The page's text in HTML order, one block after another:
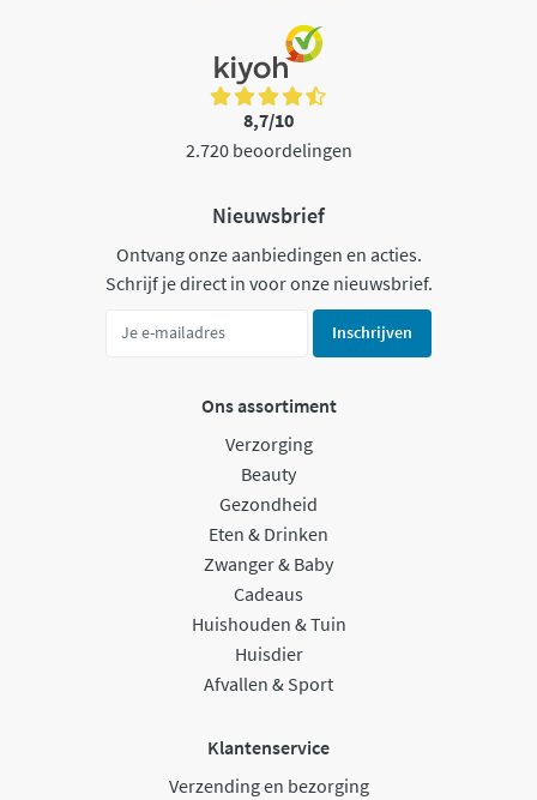
8,7/10
2.720 beoordelingen
Nieuwsbrief
Ontvang onze aanbiedingen en acties.
Schrijf je direct in voor onze nieuwsbrief.
Inschrijven
Ons assortiment
Verzorging
Beauty
Gezondheid
Eten & Drinken
Zwanger & Baby
Cadeaus
Huishouden & Tuin
Huisdier
Afvallen & Sport
Klantenservice
Verzending en bezorging